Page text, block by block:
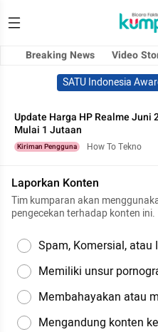
Breaking News Video
SATU Indonesia
Update Harga HP Realme Juni
Mulai 1 Jutaan
Kiriman Pengguna How To Tekno
Laporkan Konten
Tim kumparan akan
pengecekan terhadap konten ini.
Spam, Komersial, atau
Memiliki unsur
Membahayakan atau
Mengandung konten